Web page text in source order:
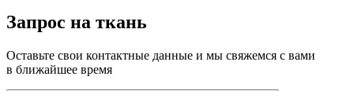
Запрос на ткань
Оставьте свои контактные данные и мы свяжемся с вами
в ближайшее время